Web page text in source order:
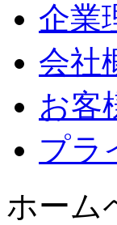
企業
会社
お客
プラ
ホーム